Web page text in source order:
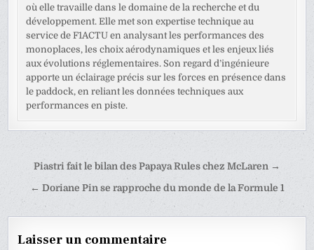
où elle travaille dans le domaine de la recherche et du
développement. Elle met son expertise technique au
service de F1ACTU en analysant les performances des
monoplaces, les choix aérodynamiques et les enjeux liés
aux évolutions réglementaires. Son regard d’ingénieure
apporte un éclairage précis sur les forces en présence dans
le paddock, en reliant les données techniques aux
performances en piste.
Navigation
Piastri fait le bilan des Papaya Rules chez McLaren →
← Doriane Pin se rapproche du monde de la Formule 1
Laisser un commentaire